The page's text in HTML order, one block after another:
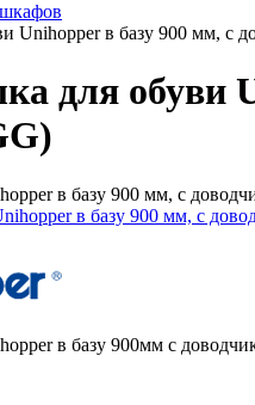
Unihopper в базу 900 мм, с
для обуви
в базу 900 мм, с
в базу 900мм с